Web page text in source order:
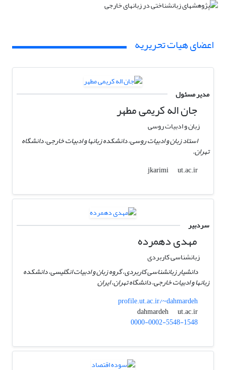
اعضای هیات تحریریه
مدیر مسئول
جان اله کریمی مطهر
زبان و ادبیات روسی
استاد زبان و ادبیات روسی،‌ دانشکده زبانها و ادبیات خارجی،‌ دانشگاه
تهران.
jkarimi
ut.ac.ir
سردبیر
مهدی دهمرده
زبانشناسی کاربردی
دانشیار زبانشناسی کاربردی، گروه زبان و ادبیات انگلیسی، دانشکده
زبانها و ادبیات خارجی، دانشگاه تهران، ایران
profile.ut.ac.ir/~dahmardeh
dahmardeh
ut.ac.ir
0000-0002-5548-1548